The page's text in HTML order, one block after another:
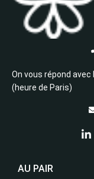
On vous répond avec
(heure de Paris)
AU PAIR